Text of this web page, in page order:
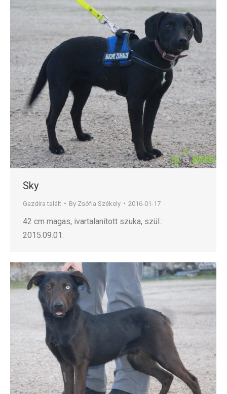
Sky
Gazdira talált By Zsófia Székely 2016-01-17
42 cm magas, ivartalanított szuka, szül.:
2015.09.01.